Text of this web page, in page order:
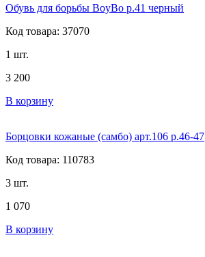
Обувь для борьбы BoyBo р.41 черный
Код товара: 37070
1 шт.
3 200
В корзину
Борцовки кожаные (самбо) арт.106 р.46-47
Код товара: 110783
3 шт.
1 070
В корзину